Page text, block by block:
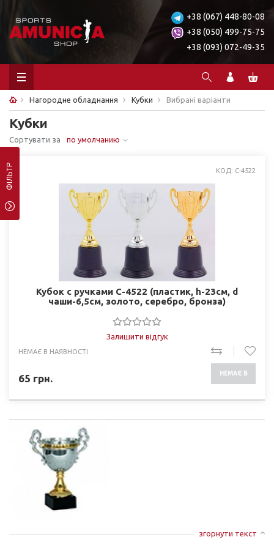
+38 (067) 448-80-08
+38 (050) 499-75-75
+38 (093) 072-49-35
Нагородне обладнання Кубки Вибрані варіанти
Кубки
Сортувати за по умолчанию
ФІЛЬТР КОД: C-4522
Кубок с ручками C-4522 (пластик, h-23см, d
чаши-6,5см, золото, серебро, бронза)
Залишити відгук
НЕМАЄ В НАЯВНОСТІ
65 грн. НЕМАЄ В
згорнути текст